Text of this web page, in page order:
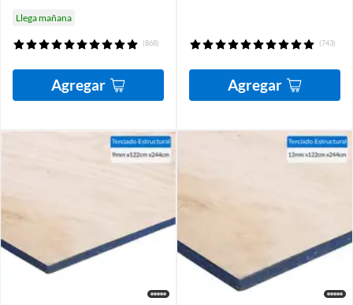
Llega mañana
(868)
Agregar
(743)
Agregar